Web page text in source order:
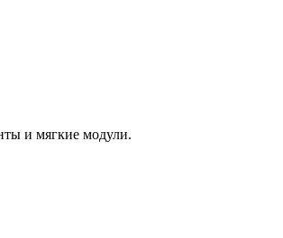
и мягкие модули.